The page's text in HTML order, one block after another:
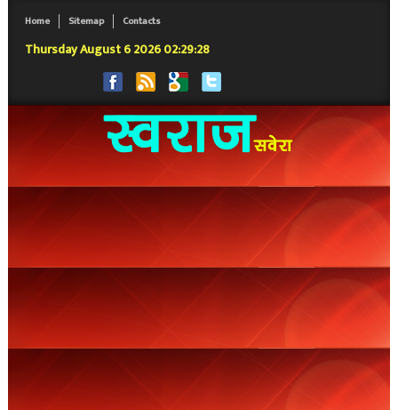
Home Sitemap Contacts
Thursday August 6 2026 02:29:29